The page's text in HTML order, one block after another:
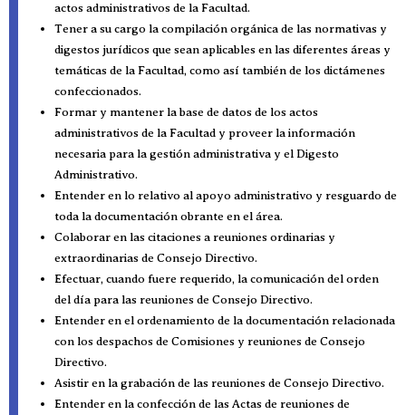
actos administrativos de la Facultad.
Tener a su cargo la compilación orgánica de las normativas y
digestos jurídicos que sean aplicables en las diferentes áreas y
temáticas de la Facultad, como así también de los dictámenes
confeccionados.
Formar y mantener la base de datos de los actos
administrativos de la Facultad y proveer la información
necesaria para la gestión administrativa y el Digesto
Administrativo.
Entender en lo relativo al apoyo administrativo y resguardo de
toda la documentación obrante en el área.
Colaborar en las citaciones a reuniones ordinarias y
extraordinarias de Consejo Directivo.
Efectuar, cuando fuere requerido, la comunicación del orden
del día para las reuniones de Consejo Directivo.
Entender en el ordenamiento de la documentación relacionada
con los despachos de Comisiones y reuniones de Consejo
Directivo.
Asistir en la grabación de las reuniones de Consejo Directivo.
Entender en la confección de las Actas de reuniones de